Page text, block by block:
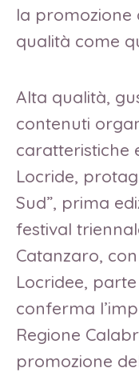
la promozione
qualità come
Alta qualità,
contenuti
caratteristiche
Locride,
Sud”, prima
festival
Catanzaro,
Locridee,
conferma
Regione
promozione